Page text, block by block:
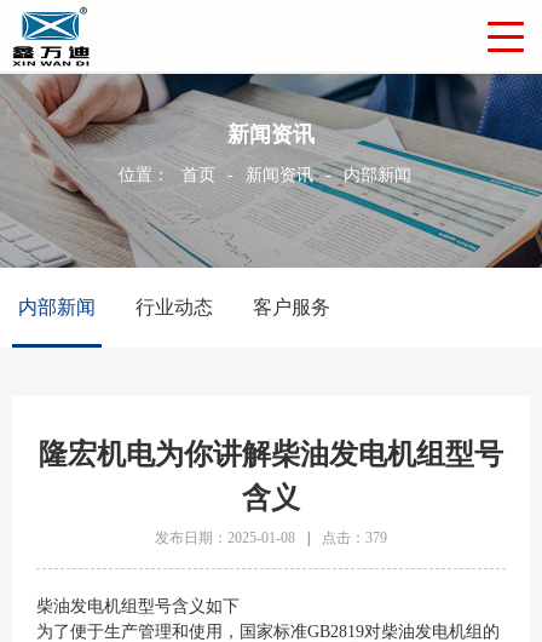
新闻资讯
位置： 首页 - 新闻资讯 - 内部新闻
内部新闻 行业动态 客户服务
隆宏机电为你讲解柴油发电机组型号
含义
发布日期：2025-01-08 点击：379
柴油发电机组型号含义如下
为了便于生产管理和使用，国家标准GB2819对柴油发电机组的